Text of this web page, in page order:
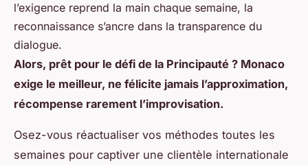
l’exigence reprend la main chaque semaine, la
reconnaissance s’ancre dans la transparence du
dialogue.
Alors, prêt pour le défi de la Principauté ? Monaco
exige le meilleur, ne félicite jamais l’approximation,
récompense rarement l’improvisation.
Osez-vous réactualiser vos méthodes toutes les
semaines pour captiver une clientèle internationale